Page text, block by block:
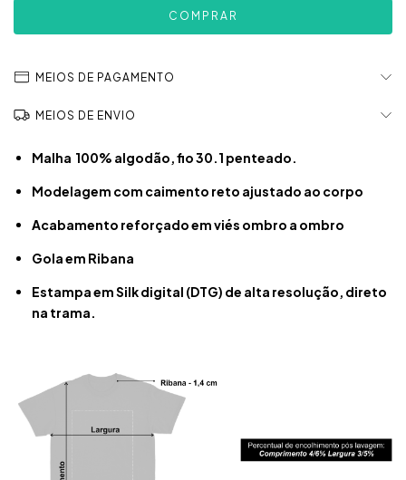
MEIOS DE PAGAMENTO
MEIOS DE ENVIO
Malha 100% algodão, fio 30.1 penteado.
Modelagem com caimento reto ajustado ao corpo
Acabamento reforçado em viés ombro a ombro
Gola em Ribana
Estampa em Silk digital (DTG) de alta resolução, direto
na trama.​